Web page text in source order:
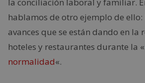
la conciliación laboral y familiar.
hablamos de otro ejemplo de
avances que se están dando en la
hoteles y restaurantes durante la «
normalidad«.